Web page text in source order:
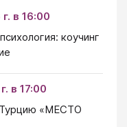
в 16:00
коучинг
в 17:00
«МЕСТО